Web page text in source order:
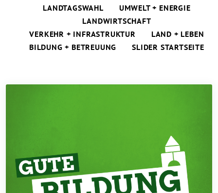
LANDTAGSWAHL
UMWELT + ENERGIE
LANDWIRTSCHAFT
VERKEHR + INFRASTRUKTUR
LAND + LEBEN
BILDUNG + BETREUUNG
SLIDER STARTSEITE